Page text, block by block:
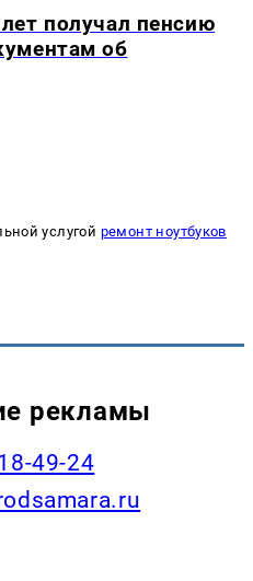
получал пенсию
об
услугой ремонт ноутбуков
рекламы
49-24